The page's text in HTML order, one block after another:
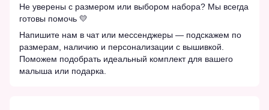
Не уверены с размером или выбором набора? Мы всегда
готовы помочь 💛
Напишите нам в чат или мессенджеры — подскажем по
размерам, наличию и персонализации с вышивкой.
Поможем подобрать идеальный комплект для вашего
малыша или подарка.